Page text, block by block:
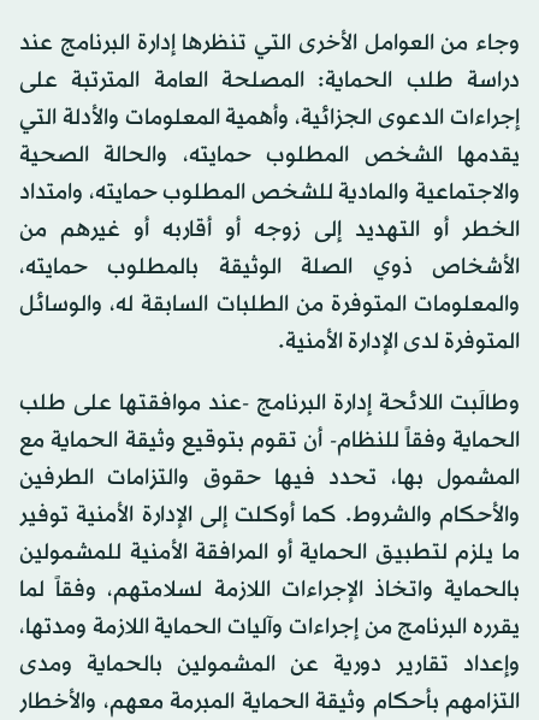
وجاء من العوامل الأخرى التي تنظرها إدارة البرنامج عند
دراسة طلب الحماية: المصلحة العامة المترتبة على
إجراءات الدعوى الجزائية، وأهمية المعلومات والأدلة التي
يقدمها الشخص المطلوب حمايته، والحالة الصحية
والاجتماعية والمادية للشخص المطلوب حمايته، وامتداد
الخطر أو التهديد إلى زوجه أو أقاربه أو غيرهم من
الأشخاص ذوي الصلة الوثيقة بالمطلوب حمايته،
والمعلومات المتوفرة من الطلبات السابقة له، والوسائل
المتوفرة لدى الإدارة الأمنية.
وطالَبت اللائحة إدارة البرنامج -عند موافقتها على طلب
الحماية وفقاً للنظام- أن تقوم بتوقيع وثيقة الحماية مع
المشمول بها، تحدد فيها حقوق والتزامات الطرفين
والأحكام والشروط. كما أوكلت إلى الإدارة الأمنية توفير
ما يلزم لتطبيق الحماية أو المرافقة الأمنية للمشمولين
بالحماية واتخاذ الإجراءات اللازمة لسلامتهم، وفقاً لما
يقرره البرنامج من إجراءات وآليات الحماية اللازمة ومدتها،
وإعداد تقارير دورية عن المشمولين بالحماية ومدى
التزامهم بأحكام وثيقة الحماية المبرمة معهم، والأخطار